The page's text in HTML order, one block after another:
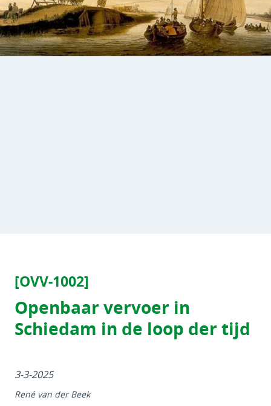
[OVV-1002]
Openbaar vervoer in
Schiedam in de loop der tijd
3-3-2025
René van der Beek